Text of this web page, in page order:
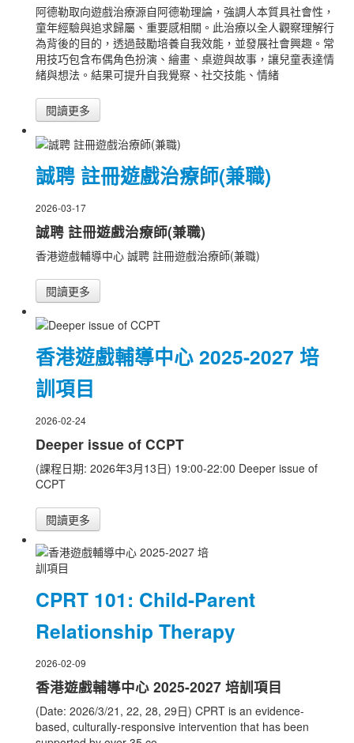
阿德勒取向遊戲治療源自阿德勒理論，強調人本質具社會性，
童年經驗與追求歸屬、重要感相關。此治療以全人觀察理解行
為背後的目的，透過鼓勵培養自我效能，並發展社會興趣。常
用技巧包含布偶角色扮演、繪畫、桌遊與故事，讓兒童表達情
緒與想法。結果可提升自我覺察、社交技能、情緒
閱讀更多
誠聘 註冊遊戲治療師(兼職)
2026-03-17
誠聘 註冊遊戲治療師(兼職)
香港遊戲輔導中心 誠聘 註冊遊戲治療師(兼職)
閱讀更多
香港遊戲輔導中心 2025-2027 培
訓項目
2026-02-24
Deeper issue of CCPT
(課程日期: 2026年3月13日) 19:00-22:00 Deeper issue of
CCPT
閱讀更多
CPRT 101: Child-Parent
Relationship Therapy
2026-02-09
香港遊戲輔導中心 2025-2027 培訓項目
(Date: 2026/3/21, 22, 28, 29日) CPRT is an evidence-
based, culturally-responsive intervention that has been